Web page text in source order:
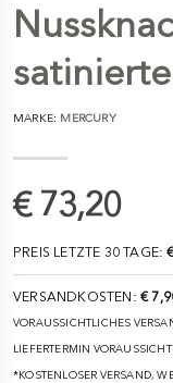
MARKE: MERCURY
€ 73,20
PREIS LETZTE 30 TAGE:
VERSANDKOSTEN: €
VORAUSSICHTLICHES
LIEFERTERMIN
*KOSTENLOSER VERSAND,